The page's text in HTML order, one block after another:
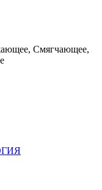
Смягчающее,